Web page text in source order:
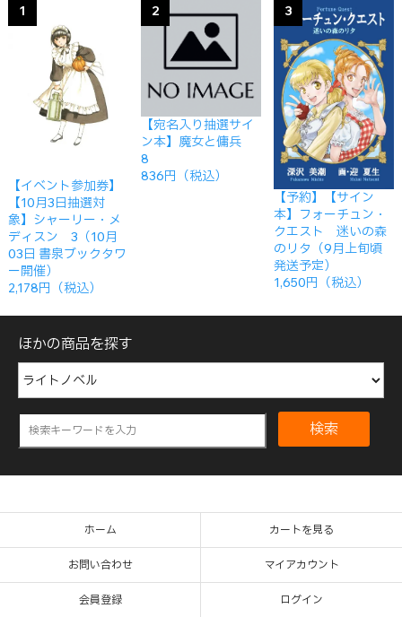
1
【イベント参加券】
【10月3日抽選対
象】シャーリー・メ
ディスン 3（10月
03日 書泉ブックタワ
ー開催）
2,178円（税込）
2
【宛名入り抽選サイ
ン本】魔女と傭兵
8
836円（税込）
3
【予約】【サイン
本】フォーチュン・
クエスト 迷いの森
のリタ（9月上旬頃
発送予定）
1,650円（税込）
ほかの商品を探す
検索
ホーム カートを見る
お問い合わせ マイアカウント
会員登録 ログイン